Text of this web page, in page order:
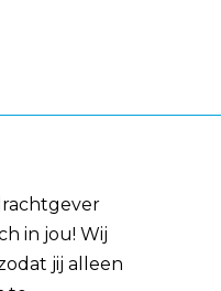
in jou! Wij
jij alleen